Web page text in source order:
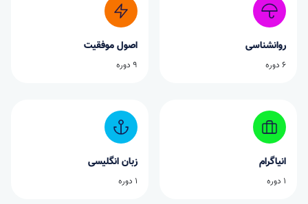
روانشناسی
6 دوره
اصول موفقیت
9 دوره
انیاگرام
1 دوره
زبان انگلیسی
1 دوره